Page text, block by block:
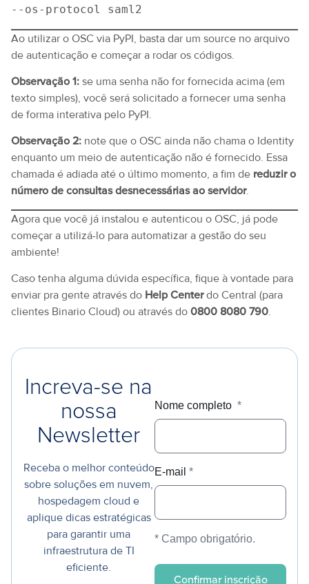
--os-protocol saml2
Ao utilizar o OSC via PyPI, basta dar um source no arquivo
de autenticação e começar a rodar os códigos.
Observação 1: se uma senha não for fornecida acima (em
texto simples), você será solicitado a fornecer uma senha
de forma interativa pelo PyPI.
Observação 2: note que o OSC ainda não chama o Identity
enquanto um meio de autenticação não é fornecido. Essa
chamada é adiada até o último momento, a fim de reduzir o
número de consultas desnecessárias ao servidor.
Agora que você já instalou e autenticou o OSC, já pode
começar a utilizá-lo para automatizar a gestão do seu
ambiente!
Caso tenha alguma dúvida específica, fique à vontade para
enviar pra gente através do Help Centerdo Central (para
clientes Binario Cloud) ou através do 0800 8080 790.
Increva-se na
nossa
Newsletter
Receba o melhor conteúdo
sobre soluções em nuvem,
hospedagem cloud e
aplique dicas estratégicas
para garantir uma
infraestrutura de TI
eficiente.
Nome completo *
E-mail *
* Campo obrigatório.